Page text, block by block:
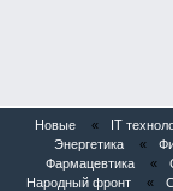
Новые « IT
Энергетика
«
Фармацевтика
«
Народный фронт
«